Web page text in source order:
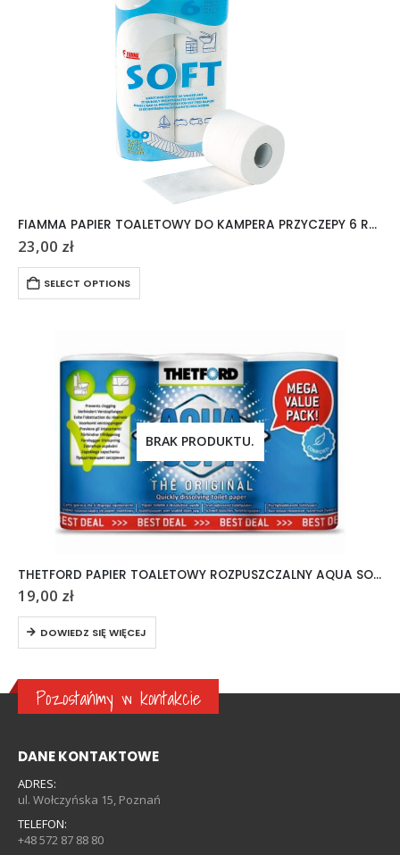
FIAMMA PAPIER TOALETOWY DO KAMPERA PRZYCZEPY 6 ROLEK
23,00 zł
SELECT OPTIONS
BRAK PRODUKTU.
THETFORD PAPIER TOALETOWY ROZPUSZCZALNY AQUA SOFT 6 ROLEK
19,00 zł
DOWIEDZ SIĘ WIĘCEJ
Pozostańmy w kontakcie
DANE KONTAKTOWE
ADRES:
ul. Wołczyńska 15, Poznań
TELEFON:
+48 572 87 88 80